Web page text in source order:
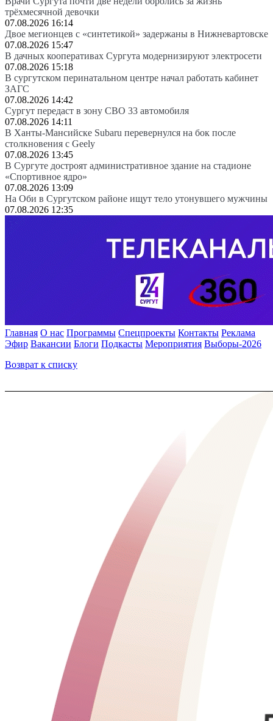
трёхмесячной девочки
07.08.2026 16:14
Двое мегионцев с «синтетикой» задержаны в Нижневартовске
07.08.2026 15:47
В дачных кооперативах Сургута модернизируют электросети
07.08.2026 15:18
В сургутском перинатальном центре начал работать кабинет
ЗАГС
07.08.2026 14:42
Сургут передаст в зону СВО 33 автомобиля
07.08.2026 14:11
В Ханты-Мансийске Subaru перевернулся на бок после
столкновения с Geely
07.08.2026 13:45
В Сургуте достроят административное здание на стадионе
«Спортивное ядро»
07.08.2026 13:09
На Оби в Сургутском районе ищут тело утонувшего мужчины
07.08.2026 12:35
Главная О нас Программы Спецпроекты Контакты Реклама
Эфир Вакансии Блоги Подкасты Мероприятия Выборы-2026
Возврат к списку